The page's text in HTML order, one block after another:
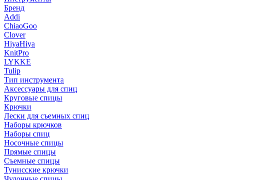
Бренд
Addi
ChiaoGoo
Clover
HiyaHiya
KnitPro
LYKKE
Tulip
Тип инструмента
Аксессуары для спиц
Круговые спицы
Крючки
Лески для съемных спиц
Наборы крючков
Наборы спиц
Носочные спицы
Прямые спицы
Съемные спицы
Тунисские крючки